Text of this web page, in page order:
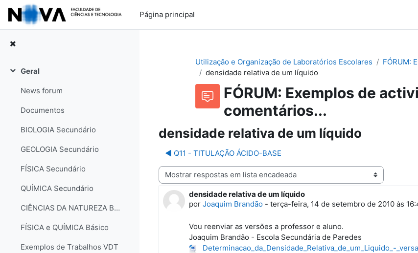
Ir para o conteúdo principal
Página principal
Contrair
Geral
News forum
Documentos
BIOLOGIA Secundário
GEOLOGIA Secundário
FÍSICA Secundário
QUÍMICA Secundário
CIÊNCIAS DA NATUREZA Básico
FÍSICA e QUÍMICA Básico
Exemplos de Trabalhos VDT
Utilização e Organização de Laboratórios Escolares
FÓRUM:
densidade relativa de um líquido
FÓRUM: Exemplos de
comentários...
densidade relativa de um líquido
◀︎ Q11 - TITULAÇÃO ÁCIDO-BASE
Modo de visualização
densidade relativa de um líquido
por Joaquim Brandão - terça-feira, 14 de setembro de 2010 às
Número de respostas: 3
Vou reenviar as versões a professor e aluno.
Joaquim Brandão - Escola Secundária de Paredes
Determinacao_da_Densidade_Relativa_de_um_Liquido_-